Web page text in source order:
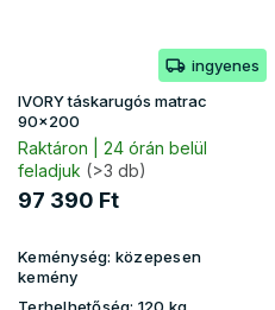
ingyenes
IVORY táskarugós matrac
90x200
Raktáron | 24 órán belül
feladjuk (>3 db)
97 390 Ft
Keménység: közepesen
kemény
Terhelhetőség: 120 kg